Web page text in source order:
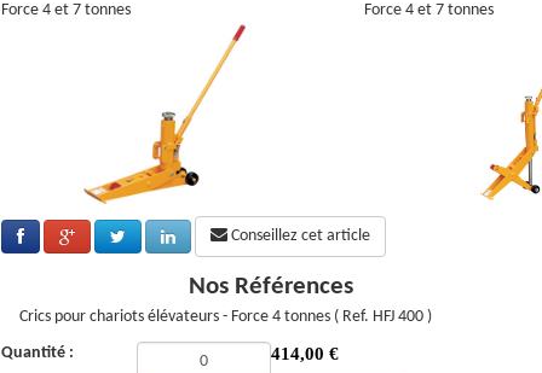
Force 4 et 7 tonnes
Force 4 et 7 tonnes
Conseillez cet article
Nos Références
Crics pour chariots élévateurs - Force 4 tonnes ( Ref. HFJ 400 )
Quantité :
414,00 €